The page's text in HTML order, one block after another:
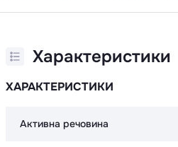
Характеристики
ХАРАКТЕРИСТИКИ
Активна речовина